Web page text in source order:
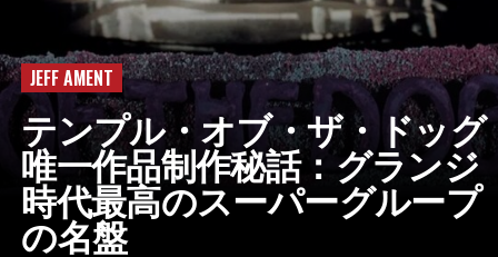
JEFF AMENT
テンプル・オブ・ザ・ドッグ
唯一作品制作秘話：グランジ
時代最高のスーパーグループ
の名盤